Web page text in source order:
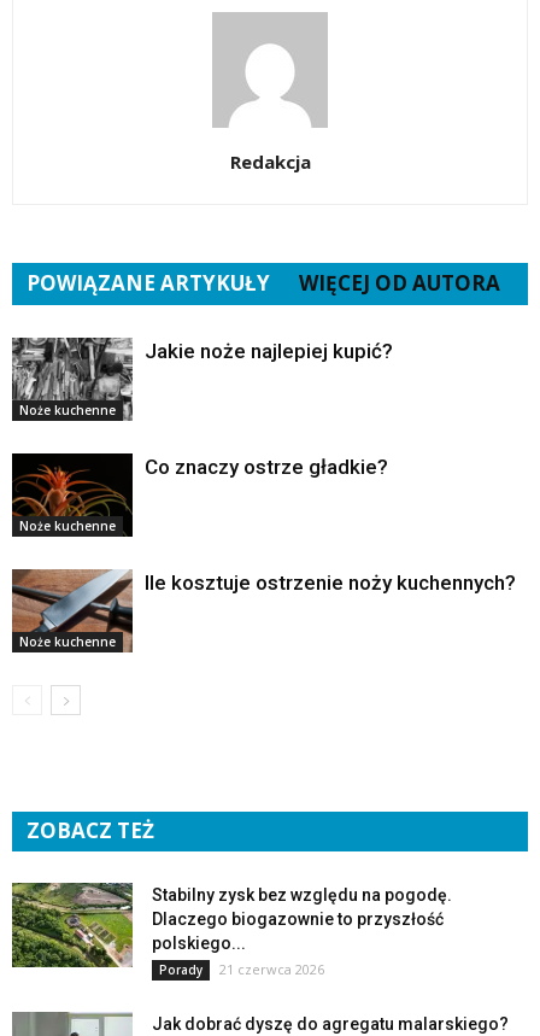
Redakcja
POWIĄZANE ARTYKUŁY WIĘCEJ OD AUTORA
Noże kuchenne
Jakie noże najlepiej kupić?
Noże kuchenne
Co znaczy ostrze gładkie?
Noże kuchenne
Ile kosztuje ostrzenie noży kuchennych?
ZOBACZ TEŻ
Stabilny zysk bez względu na pogodę.
Dlaczego biogazownie to przyszłość
polskiego...
Porady 21 czerwca 2026
Jak dobrać dyszę do agregatu malarskiego?